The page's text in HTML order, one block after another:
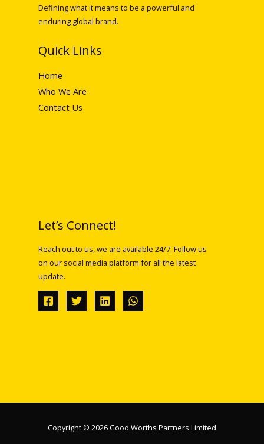
Defining what it means to be a powerful and
enduring global brand.
Quick Links
Home
Who We Are
Contact Us
Let’s Connect!
Reach out to us, we are available 24/7. Follow us
on our social media platform for all the latest
update.
Copyright © 2026 Good Worths Partners Limited